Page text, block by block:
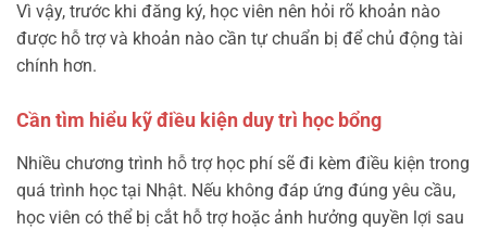
Vì vậy, trước khi đăng ký, học viên nên hỏi rõ khoản nào
được hỗ trợ và khoản nào cần tự chuẩn bị để chủ động tài
chính hơn.
Cần tìm hiểu kỹ điều kiện duy trì học bổng
Nhiều chương trình hỗ trợ học phí sẽ đi kèm điều kiện trong
quá trình học tại Nhật. Nếu không đáp ứng đúng yêu cầu,
học viên có thể bị cắt hỗ trợ hoặc ảnh hưởng quyền lợi sau